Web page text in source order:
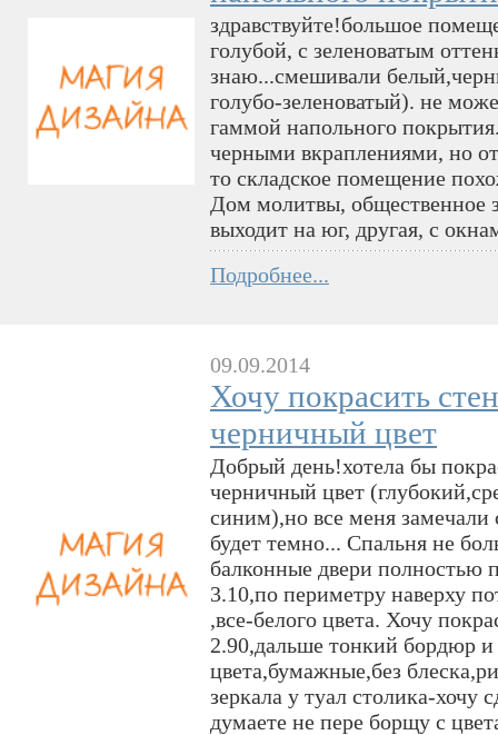
здравствуйте!большое
голубой, с зеленоватым
знаю...смешивали
голубо-зеленоватый). не
гаммой напольного
черными вкраплениями, но
то складское помещение
Дом молитвы, общественное
выходит на юг, другая, с
Подробнее...
09.09.2014
Хочу покрасить
черничный цвет
Добрый день!хотела бы
черничный цвет
синим),но все меня замечали
будет темно... Спальня не
балконные двери полностью
3.10,по периметру наверху
,все-белого цвета. Хочу
2.90,дальше тонкий бордюр
цвета,бумажные,без
зеркала у туал столика-хочу
думаете не пере борщу с